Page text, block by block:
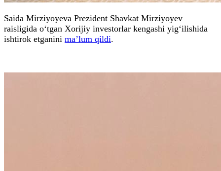
Saida Mirziyoyeva Prezident Shavkat Mirziyoyev
raisligida o‘tgan Xorijiy investorlar kengashi yig‘ilishida
ishtirok etganini ma’lum qildi.